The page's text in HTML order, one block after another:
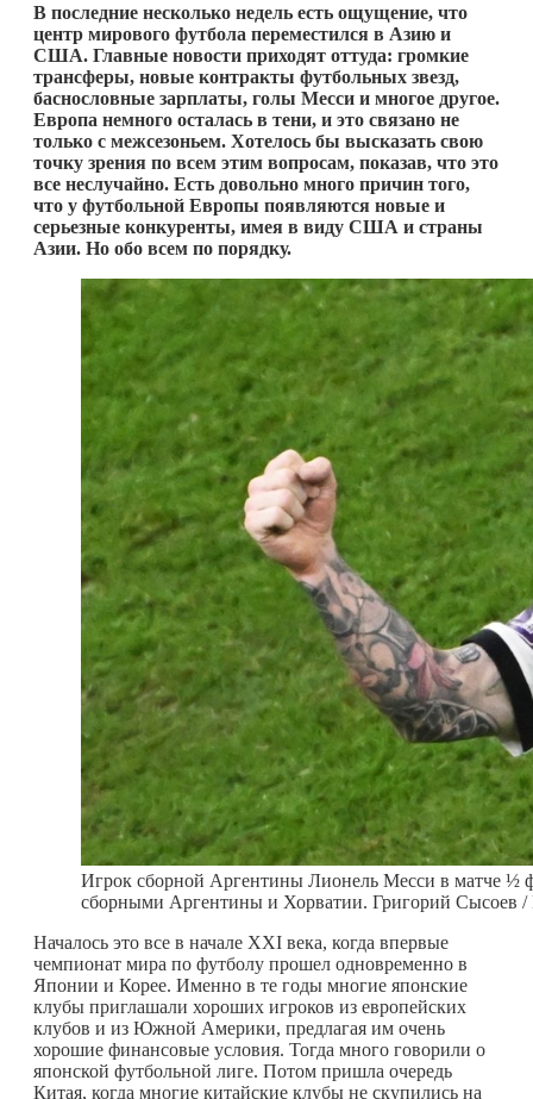
В последние несколько недель есть ощущение, что
центр мирового футбола переместился в Азию и
США. Главные новости приходят оттуда: громкие
трансферы, новые контракты футбольных звезд,
баснословные зарплаты, голы Месси и многое другое.
Европа немного осталась в тени, и это связано не
только с межсезоньем. Хотелось бы высказать свою
точку зрения по всем этим вопросам, показав, что это
все неслучайно. Есть довольно много причин того,
что у футбольной Европы появляются новые и
серьезные конкуренты, имея в виду США и страны
Азии. Но обо всем по порядку.
Игрок сборной Аргентины Лионель Месси в матче ½
сборными Аргентины и Хорватии. Григорий Сысоев
Началось это все в начале XXI века, когда впервые
чемпионат мира по футболу прошел одновременно в
Японии и Корее. Именно в те годы многие японские
клубы приглашали хороших игроков из европейских
клубов и из Южной Америки, предлагая им очень
хорошие финансовые условия. Тогда много говорили о
японской футбольной лиге. Потом пришла очередь
Китая, когда многие китайские клубы не скупились на